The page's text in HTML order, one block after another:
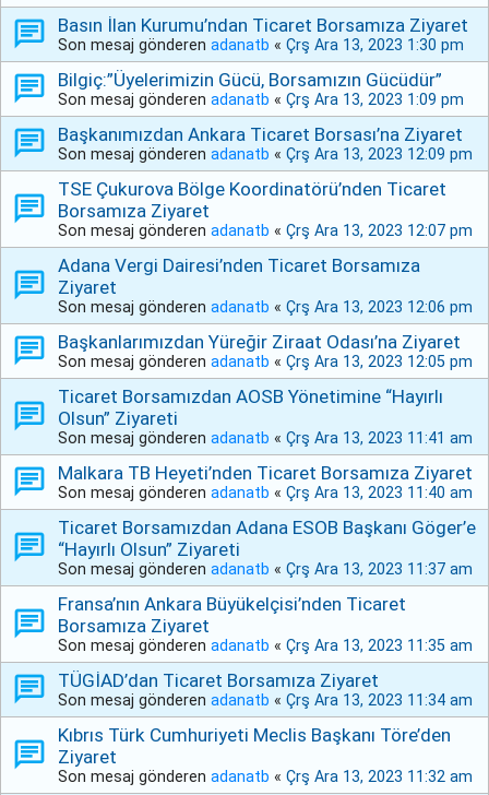
Basın İlan Kurumu’ndan Ticaret Borsamıza Ziyaret
Son mesaj gönderen adanatb « Çrş Ara 13, 2023 1:30 pm
Bilgiç:”Üyelerimizin Gücü, Borsamızın Gücüdür”
Son mesaj gönderen adanatb « Çrş Ara 13, 2023 1:09 pm
Başkanımızdan Ankara Ticaret Borsası’na Ziyaret
Son mesaj gönderen adanatb « Çrş Ara 13, 2023 12:09 pm
TSE Çukurova Bölge Koordinatörü’nden Ticaret
Borsamıza Ziyaret
Son mesaj gönderen adanatb « Çrş Ara 13, 2023 12:07 pm
Adana Vergi Dairesi’nden Ticaret Borsamıza
Ziyaret
Son mesaj gönderen adanatb « Çrş Ara 13, 2023 12:06 pm
Başkanlarımızdan Yüreğir Ziraat Odası’na Ziyaret
Son mesaj gönderen adanatb « Çrş Ara 13, 2023 12:05 pm
Ticaret Borsamızdan AOSB Yönetimine “Hayırlı
Olsun” Ziyareti
Son mesaj gönderen adanatb « Çrş Ara 13, 2023 11:41 am
Malkara TB Heyeti’nden Ticaret Borsamıza Ziyaret
Son mesaj gönderen adanatb « Çrş Ara 13, 2023 11:40 am
Ticaret Borsamızdan Adana ESOB Başkanı Göger’e
“Hayırlı Olsun” Ziyareti
Son mesaj gönderen adanatb « Çrş Ara 13, 2023 11:37 am
Fransa’nın Ankara Büyükelçisi’nden Ticaret
Borsamıza Ziyaret
Son mesaj gönderen adanatb « Çrş Ara 13, 2023 11:35 am
TÜGİAD’dan Ticaret Borsamıza Ziyaret
Son mesaj gönderen adanatb « Çrş Ara 13, 2023 11:34 am
Kıbrıs Türk Cumhuriyeti Meclis Başkanı Töre’den
Ziyaret
Son mesaj gönderen adanatb « Çrş Ara 13, 2023 11:32 am